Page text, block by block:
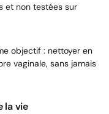
et non testées sur
objectif : nettoyer en
vaginale, sans jamais
la vie